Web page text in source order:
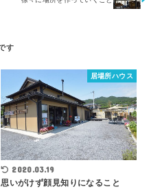
居場所ハウス
2020.03.19
思いがけず顔見知りになること